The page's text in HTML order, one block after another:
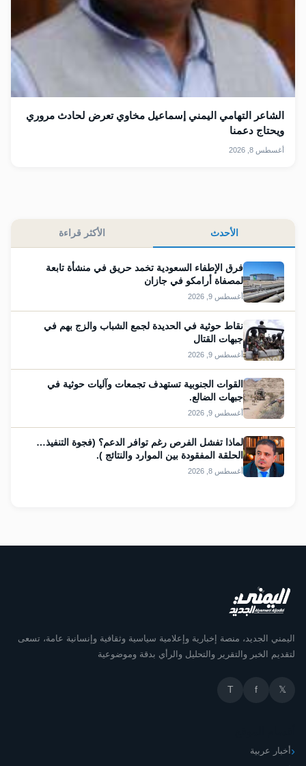
الشاعر التهامي اليمني إسماعيل مخاوي تعرض لحادث مروري
ويحتاج دعمنا
أغسطس 8, 2026
الأحدث الأكثر قراءة
فرق الإطفاء السعودية تخمد حريق في منشأة تابعة
لمصفاة أرامكو في جازان
أغسطس 9, 2026
نقاط حوثية في الحديدة لجمع الشباب والزج بهم في
جبهات القتال
أغسطس 9, 2026
القوات الجنوبية تستهدف تجمعات وآليات حوثية في
جبهات الضالع.
أغسطس 9, 2026
لماذا تفشل الفرص رغم توافر الدعم؟ (فجوة التنفيذ…
الحلقة المفقودة بين الموارد والنتائج ).
أغسطس 8, 2026
اليمني الجديد، منصة إخبارية وإعلامية سياسية وثقافية وإنسانية عامة، تسعى
لتقديم الخبر والتقرير والتحليل والرأي بدقة وموضوعية
𝕏
f
T
أخبار عربية